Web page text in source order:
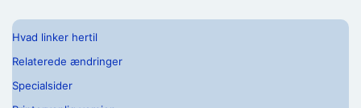
Hvad linker hertil
Relaterede ændringer
Specialsider